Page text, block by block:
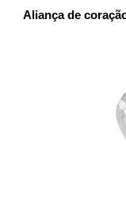
Aliança de